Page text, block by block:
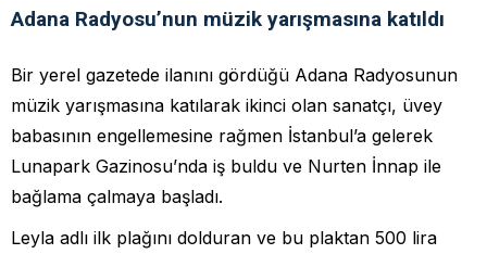
Adana Radyosu’nun müzik yarışmasına katıldı
Bir yerel gazetede ilanını gördüğü Adana Radyosunun
müzik yarışmasına katılarak ikinci olan sanatçı, üvey
babasının engellemesine rağmen İstanbul’a gelerek
Lunapark Gazinosu’nda iş buldu ve Nurten İnnap ile
bağlama çalmaya başladı.
Leyla adlı ilk plağını dolduran ve bu plaktan 500 lira